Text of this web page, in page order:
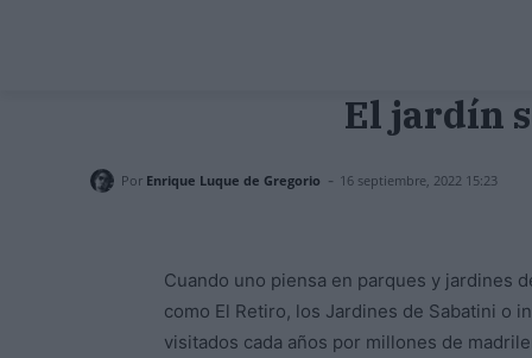
El jardín
Por Enrique Luque de Gregorio - 16 septiembre, 2022 15:23
Cuando uno piensa en parques y jardines
como El Retiro, los Jardines de Sabatini o
visitados cada años por millones de